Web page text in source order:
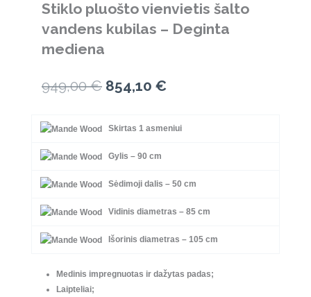
Stiklo pluošto vienvietis šalto
vandens kubilas – Deginta
mediena
949,00€ Original
was:
949,00 €.
854,10 €
is:
Skirtas 1 asmeniui
Gylis – 90 cm
Sėdimoji dalis – 50 cm
Vidinis diametras – 85 cm
Išorinis diametras – 105 cm
Medinis impregnuotas ir dažytas padas;
Laipteliai;